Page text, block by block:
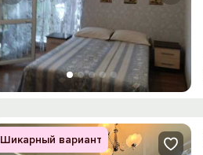
Шикарный вариант